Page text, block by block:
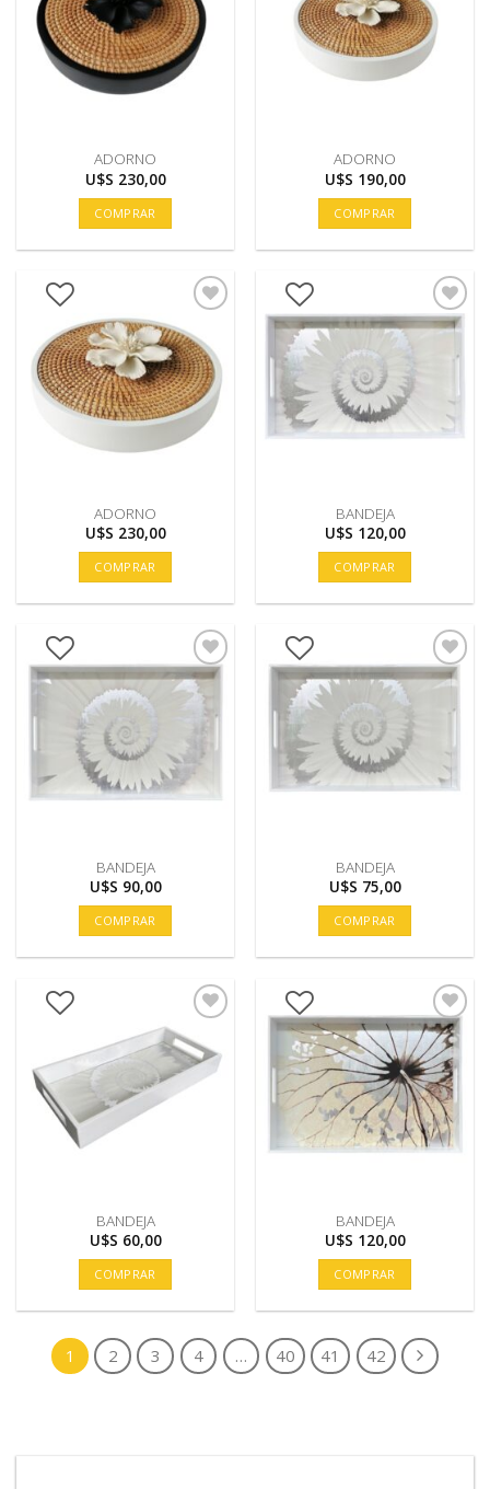
ADORNO
U$S 230,00
COMPRAR
ADORNO
U$S 190,00
COMPRAR
ADORNO
U$S 230,00
COMPRAR
BANDEJA
U$S 120,00
COMPRAR
BANDEJA
U$S 90,00
COMPRAR
BANDEJA
U$S 75,00
COMPRAR
BANDEJA
U$S 60,00
COMPRAR
BANDEJA
U$S 120,00
COMPRAR
1 2 3 4 … 40 41 42